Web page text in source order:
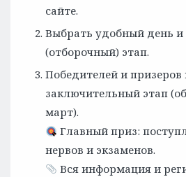
сайте.
Выбрать удобный день
(отборочный) этап.
Победителей и призеров
заключительный этап
март).
Главный приз:
нервов и экзаменов.
Вся информация и